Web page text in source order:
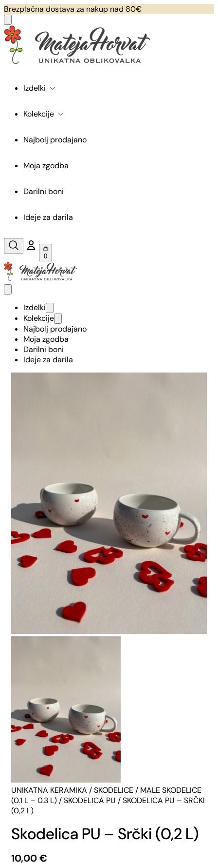
Brezplačna dostava za nakup nad 80€
Izdelki
Kolekcije
Najbolj prodajano
Moja zgodba
Darilni boni
Ideje za darila
0
Izdelki
Kolekcije
Najbolj prodajano
Moja zgodba
Darilni boni
Ideje za darila
UNIKATNA KERAMIKA /SKODELICE / MALE SKODELICE
(0.1 L – 0.3 L) /SKODELICA PU / SKODELICA PU – SRČKI
(0,2 L)
Skodelica PU – Srčki (0,2 L)
10,00€